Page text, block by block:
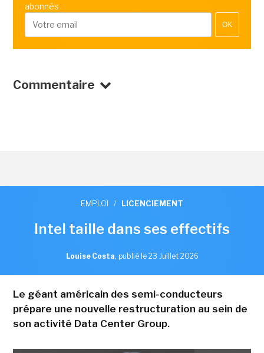
abonnés
OK
Commentaire
EMPLOI / LICENCIEMENT
Intel taille dans ses effectifs
Louise Costa, publié le 23 Juillet 2026
Le géant américain des semi-conducteurs
prépare une nouvelle restructuration au sein de
son activité Data Center Group.